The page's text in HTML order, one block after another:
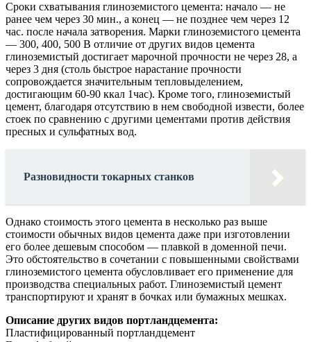
Сроки схватывания глиноземистого цемента: начало — не
ранее чем через 30 мин., а конец — не позднее чем через 12
час. после начала затворения. Марки глиноземистого цемента
— 300, 400, 500 В отличие от других видов цемента
глиноземистый достигает марочной прочности не через 28, а
через 3 дня (столь быстрое нарастание прочности
сопровождается значительным тепловыделением,
достигающим 60-90 ккал 1час). Кроме того, глиноземистый
цемент, благодаря отсутствию в нем свободной извести, более
стоек по сравнению с другими цементами против действия
пресных и сульфатных вод.
Разновидности токарных станков
Однако стоимость этого цемента в несколько раз выше
стоимости обычных видов цемента даже при изготовлении
его более дешевым способом — плавкой в доменной печи.
Это обстоятельство в сочетании с повышенными свойствами
глиноземистого цемента обусловливает его применение для
производства специальных работ. Глиноземистый цемент
транспортируют и хранят в бочках или бумажных мешках.
Описание других видов портландцемента:
Пластифицированный портландцемент